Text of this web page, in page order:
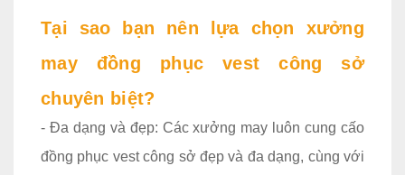
Tại sao bạn nên lựa chọn xưởng
may đồng phục vest công sở
chuyên biệt?
- Đa dạng và đẹp: Các xưởng may luôn cung cấo
đồng phục vest công sở đẹp và đa dạng, cùng với